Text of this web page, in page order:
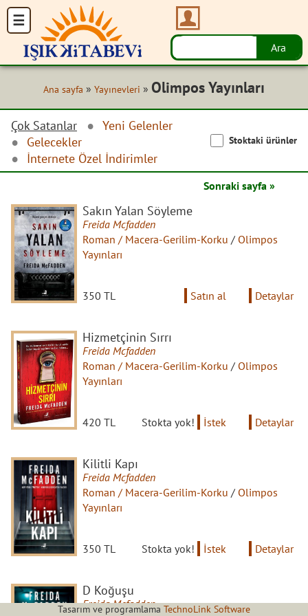
Ana sayfa » Yayınevleri » Olimpos Yayınları
Çok Satanlar
Yeni Gelenler
Gelecekler
İnternete Özel İndirimler
Stoktaki ürünler
Sonraki sayfa »
Sakın Yalan Söyleme
Freida Mcfadden
Roman / Macera-Gerilim-Korku / Olimpos
Yayınları
350 TL Satın al Detaylar
Hizmetçinin Sırrı
Freida Mcfadden
Roman / Macera-Gerilim-Korku / Olimpos
Yayınları
420 TL Stokta yok! İstek Detaylar
Kilitli Kapı
Freida Mcfadden
Roman / Macera-Gerilim-Korku / Olimpos
Yayınları
350 TL Stokta yok! İstek Detaylar
D Koğuşu
Freida Mcfadden
Tasarım ve programlama TechnoLink Software